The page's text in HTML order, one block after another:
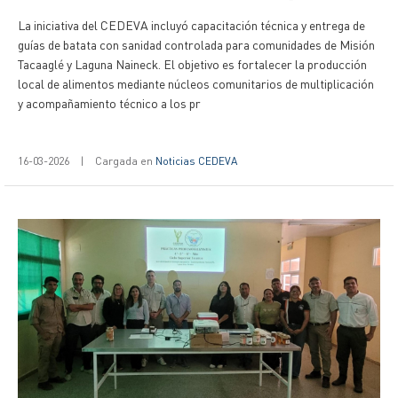
La iniciativa del CEDEVA incluyó capacitación técnica y entrega de
guías de batata con sanidad controlada para comunidades de Misión
Tacaaglé y Laguna Naineck. El objetivo es fortalecer la producción
local de alimentos mediante núcleos comunitarios de multiplicación
y acompañamiento técnico a los pr
16-03-2026 | Cargada en Noticias CEDEVA